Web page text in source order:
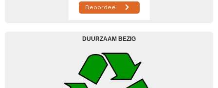
DUURZAAM BEZIG